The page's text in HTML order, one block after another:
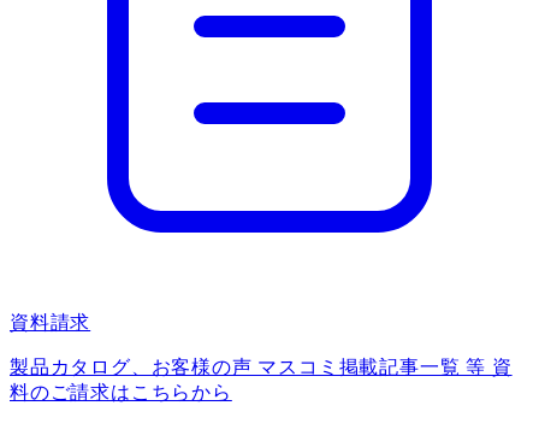
資料請求
製品カタログ、お客様の声 マスコミ掲載記事一覧 等 資
料のご請求はこちらから